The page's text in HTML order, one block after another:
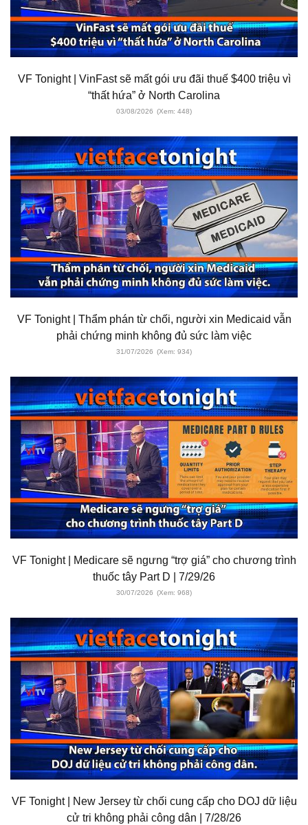
VF Tonight | VinFast sẽ mất gói ưu đãi thuế $400 triệu vì
“thất hứa” ở North Carolina
03/08/2026 (Xem: 448)
VF Tonight | Thẩm phán từ chối, người xin Medicaid vẫn
phải chứng minh không đủ sức làm việc
31/07/2026 (Xem: 934)
VF Tonight | Medicare sẽ ngưng “trợ giá” cho chương trình
thuốc tây Part D | 7/29/26
30/07/2026 (Xem: 968)
VF Tonight | New Jersey từ chối cung cấp cho DOJ dữ liệu
cử tri không phải công dân | 7/28/26